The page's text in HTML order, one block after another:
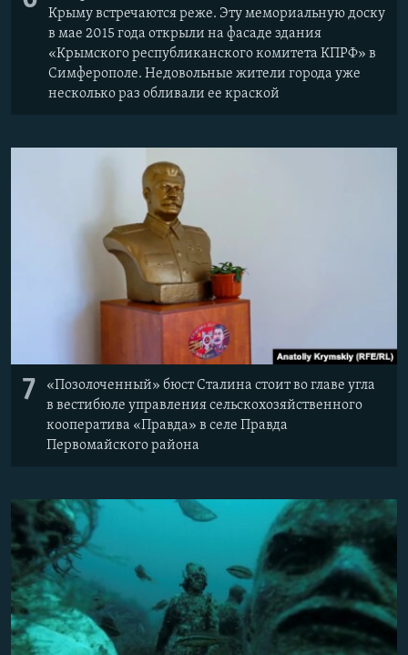
Крыму встречаются реже. Эту мемориальную доску
в мае 2015 года открыли на фасаде здания
«Крымского республиканского комитета КПРФ» в
Симферополе. Недовольные жители города уже
несколько раз обливали ее краской
7
«Позолоченный» бюст Сталина стоит во главе угла
в вестибюле управления сельскохозяйственного
кооператива «Правда» в селе Правда
Первомайского района